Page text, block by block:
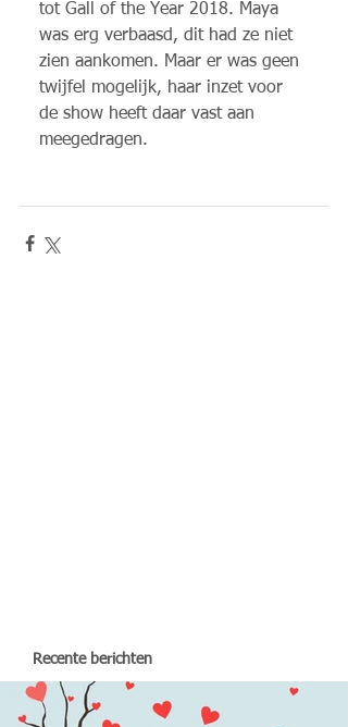
tot Gall of the Year 2018. Maya
was erg verbaasd, dit had ze niet
zien aankomen. Maar er was geen
twijfel mogelijk, haar inzet voor
de show heeft daar vast aan
meegedragen.
Recente berichten